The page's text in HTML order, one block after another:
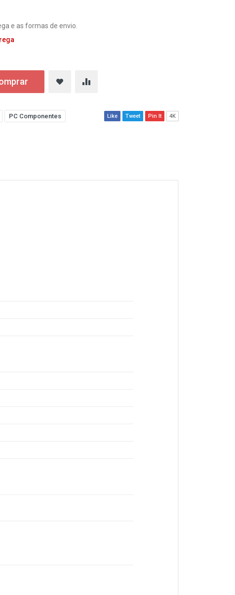
e as formas de envio.
PC Componentes Like Tweet Pin It 4K